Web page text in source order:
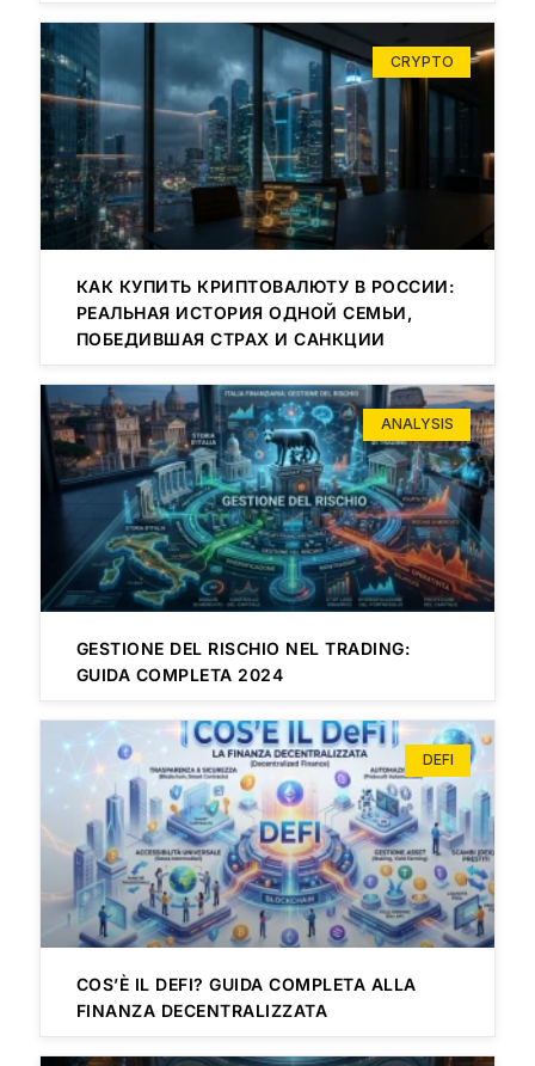
CRYPTO
КАК КУПИТЬ КРИПТОВАЛЮТУ В РОССИИ:
РЕАЛЬНАЯ ИСТОРИЯ ОДНОЙ СЕМЬИ,
ПОБЕДИВШАЯ СТРАХ И САНКЦИИ
ANALYSIS
GESTIONE DEL RISCHIO NEL TRADING:
GUIDA COMPLETA 2024
DEFI
COS’È IL DEFI? GUIDA COMPLETA ALLA
FINANZA DECENTRALIZZATA